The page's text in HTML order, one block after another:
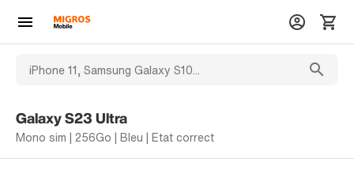
Galaxy S23 Ultra
Mono sim | 256Go | Bleu | Etat correct